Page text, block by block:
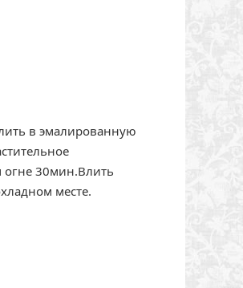
в эмалированную
огне 30мин.Влить
месте.